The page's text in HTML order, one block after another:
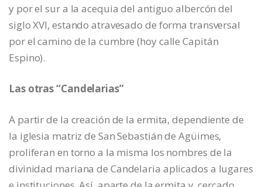
y por el sur a la acequia del antiguo albercón del
siglo XVI, estando atravesado de forma transversal
por el camino de la cumbre (hoy calle Capitán
Espino).
Las otras “Candelarias”
A partir de la creación de la ermita, dependiente de
la iglesia matriz de San Sebastián de Agüimes,
proliferan en torno a la misma los nombres de la
divinidad mariana de Candelaria aplicados a lugares